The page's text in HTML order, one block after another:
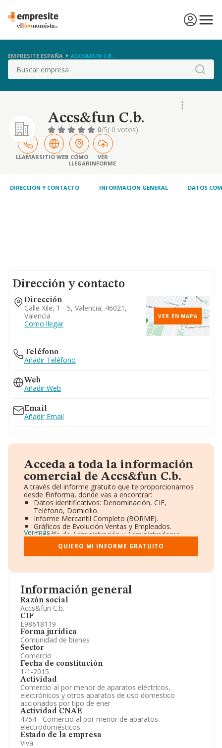
EMPRESITE ESPAÑA ACCS&FUN C.B.
Buscar
Accs&fun C.b.
0/5( 0 votos)
LLAMARSITIO WEB CÓMO
LLEGAR
VER
INFORME
DIRECCIÓN Y CONTACTO INFORMACIÓN GENERAL DATOS
Información general
Razón social
Accs&fun C.b.
CIF
E98618119
Forma jurídica
Comunidad de bienes
Sector
Comercio
Fecha de constitución
1-1-2015
Actividad
Comercio al por menor de aparatos eléctricos,
electrónicos y otros aparatos de uso domestico
accionados por tipo de ener
Actividad CNAE
4754 - Comercio al por menor de aparatos
electrodomésticos
Estado de la empresa
Viva
Dirección y contacto
Dirección
Calle Xile, 1 - 5, Valencia, 46021,
Valencia
Como llegar
VER EN MAPA
Teléfono
Añadir Teléfono
Web
Añadir Web
Email
Añadir Email
Acceda a toda la información
comercial de Accs&fun C.b.
A través del informe gratuito que te proporcionamos
desde Einforma, donde vas a encontrar:
Datos identificativos: Denominación, CIF,
Teléfono, Domicilio.
Informe Mercantil Completo (BORME).
Gráficos de Evolución Ventas y Empleados.
Consejo de Administración y Administradores.
Directivos y Ejecutivos.
Accionistas.
Participaciones y Vinculaciones en otras empresas.
Información oficial y registral complementaria.
Ver más
QUIERO MI INFORME GRATUITO